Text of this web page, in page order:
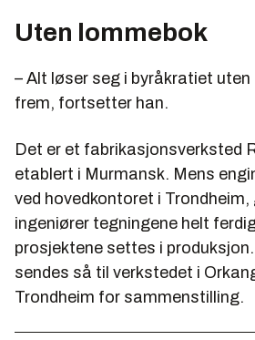
Uten lommebok
– Alt løser seg i byråkratiet
frem, fortsetter han.
Det er et fabrikasjonsverksted
etablert i Murmansk. Mens
ved hovedkontoret i Trondheim,
ingeniører tegningene helt
prosjektene settes i
sendes så til verkstedet i
Trondheim for sammenstilling.